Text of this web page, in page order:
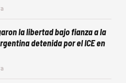
la libertad bajo fianza a la
detenida por el ICE en